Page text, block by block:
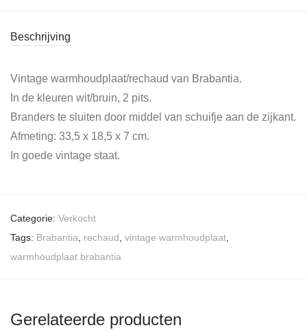
Beschrijving
Vintage warmhoudplaat/rechaud van Brabantia.
In de kleuren wit/bruin, 2 pits.
Branders te sluiten door middel van schuifje aan de zijkant.
Afmeting: 33,5 x 18,5 x 7 cm.
In goede vintage staat.
Categorie: Verkocht
Tags: Brabantia rechaud vintage warmhoudplaat
warmhoudplaat brabantia
Gerelateerde producten